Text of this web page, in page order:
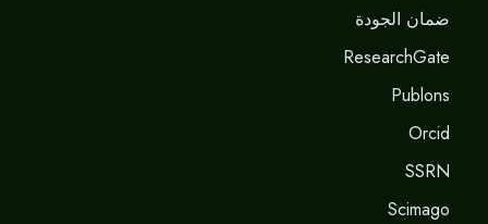
ضمان الجودة
ResearchGate
Publons
Orcid
SSRN
Scimago